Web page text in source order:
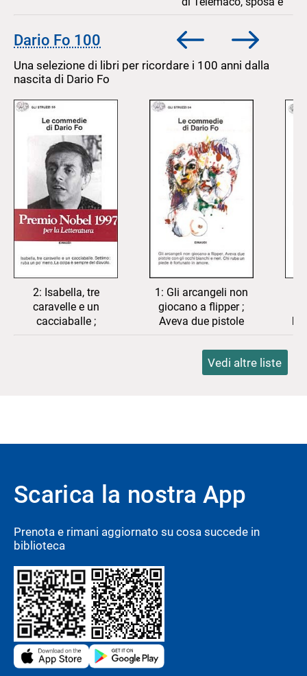
l'eroe lontano
Dario Fo 100
Una selezione di libri per ricordare i 100 anni dalla
nascita di Dario Fo
indietro
la
vetrina
2: Isabella, tre
caravelle e un
cacciaballe ;
1: Gli arcangeli non
giocano a flipper ;
Aveva due pistole
bianchi e neri ; Chi
ruba un piede e
fortunato in amore
in
avanti
la
Vedi altre liste
Scarica la nostra App
Prenota e rimani aggiornato su cosa succede in
biblioteca